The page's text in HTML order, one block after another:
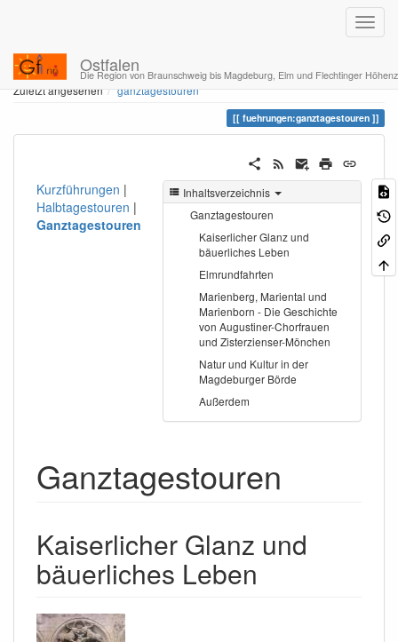
Ostfalen
Die Region von Braunschweig bis Magdeburg, Elm und Flechtinger
Sie befinden sich hier Homefuehrungen
ganztagestouren
Zuletzt angesehen
ganztagestouren
fuehrungen:ganztagestouren
Inhaltsverzeichnis
Ganztagestouren
Kaiserlicher Glanz und
bäuerliches Leben
Elmrundfahrten
Marienberg, Mariental und
Marienborn - Die Geschichte
von Augustiner-Chorfrauen
und Zisterzienser-Mönchen
Natur und Kultur in der
Magdeburger Börde
Außerdem
Kurzführungen |
Halbtagestouren |
Ganztagestouren
Ganztagestouren
Kaiserlicher Glanz und
bäuerliches Leben